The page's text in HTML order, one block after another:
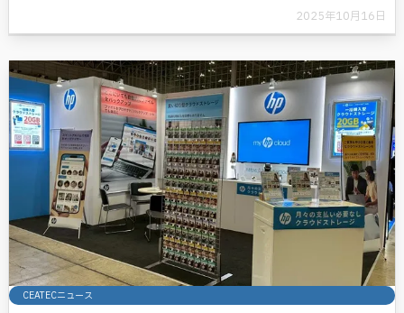
2025年10月16日
CEATECニュース